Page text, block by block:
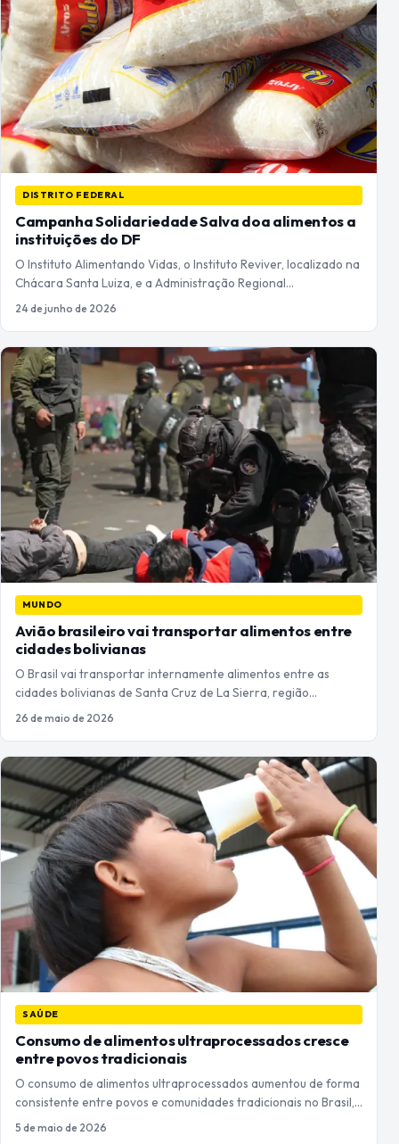
DISTRITO FEDERAL
Campanha Solidariedade Salva doa alimentos a
instituições do DF
O Instituto Alimentando Vidas, o Instituto Reviver, localizado na
Chácara Santa Luiza, e a Administração Regional…
24 de junho de 2026
MUNDO
Avião brasileiro vai transportar alimentos entre
cidades bolivianas
O Brasil vai transportar internamente alimentos entre as
cidades bolivianas de Santa Cruz de La Sierra, região…
26 de maio de 2026
SAÚDE
Consumo de alimentos ultraprocessados cresce
entre povos tradicionais
O consumo de alimentos ultraprocessados aumentou de forma
consistente entre povos e comunidades tradicionais no Brasil,…
5 de maio de 2026